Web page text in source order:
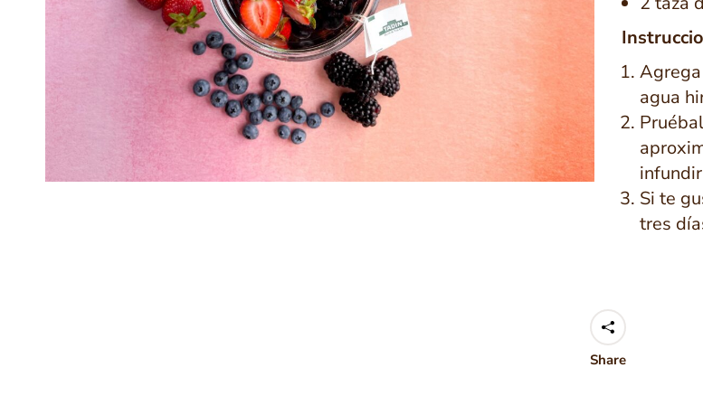
agua
Si te
tres
Share